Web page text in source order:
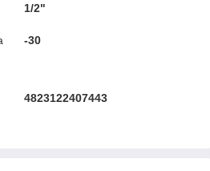
1/2"
-30
4823122407443